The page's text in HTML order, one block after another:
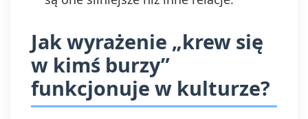
Jak wyrażenie „krew się
w kimś burzy”
funkcjonuje w kulturze?